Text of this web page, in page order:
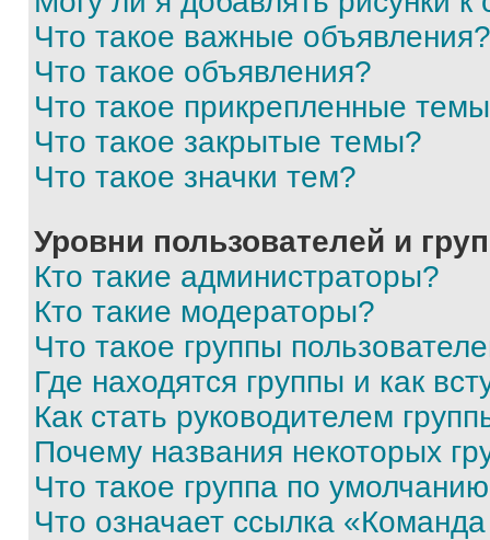
Что такое важные объявления?
Что такое объявления?
Что такое прикрепленные
Что такое закрытые темы?
Что такое значки тем?
Уровни пользователей и
Кто такие администраторы?
Кто такие модераторы?
Что такое группы
Где находятся группы и как
Как стать руководителем
Почему названия некоторых
Что такое группа по
Что означает ссылка